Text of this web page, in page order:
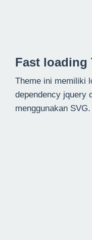
Fast loading
Theme ini memiliki
dependency jquery
menggunakan SVG.